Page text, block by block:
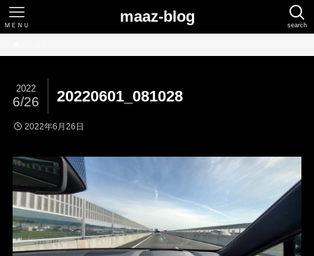
maaz-blog search
ＭＥＮＵ
20220601_081028
2022
6/26
2022年6月26日